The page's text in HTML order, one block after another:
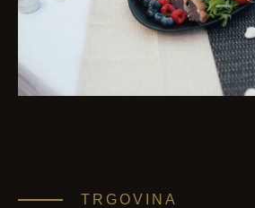
TRGOVINA